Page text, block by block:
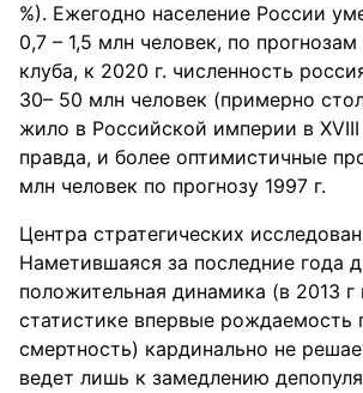
%). Ежегодно население России
0,7 – 1,5 млн человек, по
клуба, к 2020 г. численность
30– 50 млн человек (примерно
жило в Российской империи в XVIII
правда, и более оптимистичные
млн человек по прогнозу 1997 г.
Центра стратегических
Наметившаяся за последние года
положительная динамика (в 2013
статистике впервые рождаемость
смертность) кардинально не
ведет лишь к замедлению